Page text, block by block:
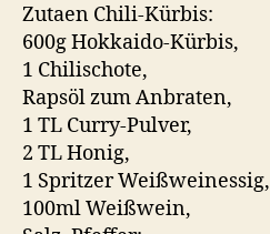
Zutaen Chili-Kürbis:
600g Hokkaido-Kürbis,
1 Chilischote,
Rapsöl zum Anbraten,
1 TL Curry-Pulver,
2 TL Honig,
1 Spritzer Weißweinessig,
100ml Weißwein,